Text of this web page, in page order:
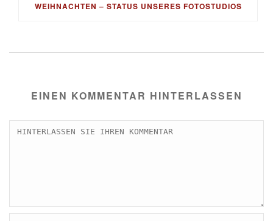
WEIHNACHTEN – STATUS UNSERES FOTOSTUDIOS
EINEN KOMMENTAR HINTERLASSEN